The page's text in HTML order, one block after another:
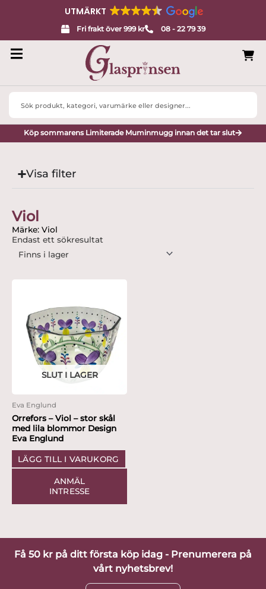
UTMÄRKT
Fri frakt över 999 kr 08 - 22 79 39
Search
Köp sommarens Limiterade Muminmugg innan det tar slut
Visa filter
Viol
Märke: Viol
Endast ett sökresultat
SLUT I LAGER
Eva Englund
Orrefors – Viol – stor skål
med lila blommor Design
Eva Englund
LÄGG TILL I VARUKORG
ANMÄL
INTRESSE
Få 50 kr på ditt första köp idag - Prenumerera på
vårt nyhetsbrev!